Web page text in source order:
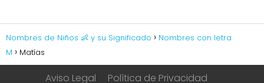
Nombres de Niños 👶 y su Significado
Nombres con letra
M
Matías
Aviso Legal Política de Privacidad